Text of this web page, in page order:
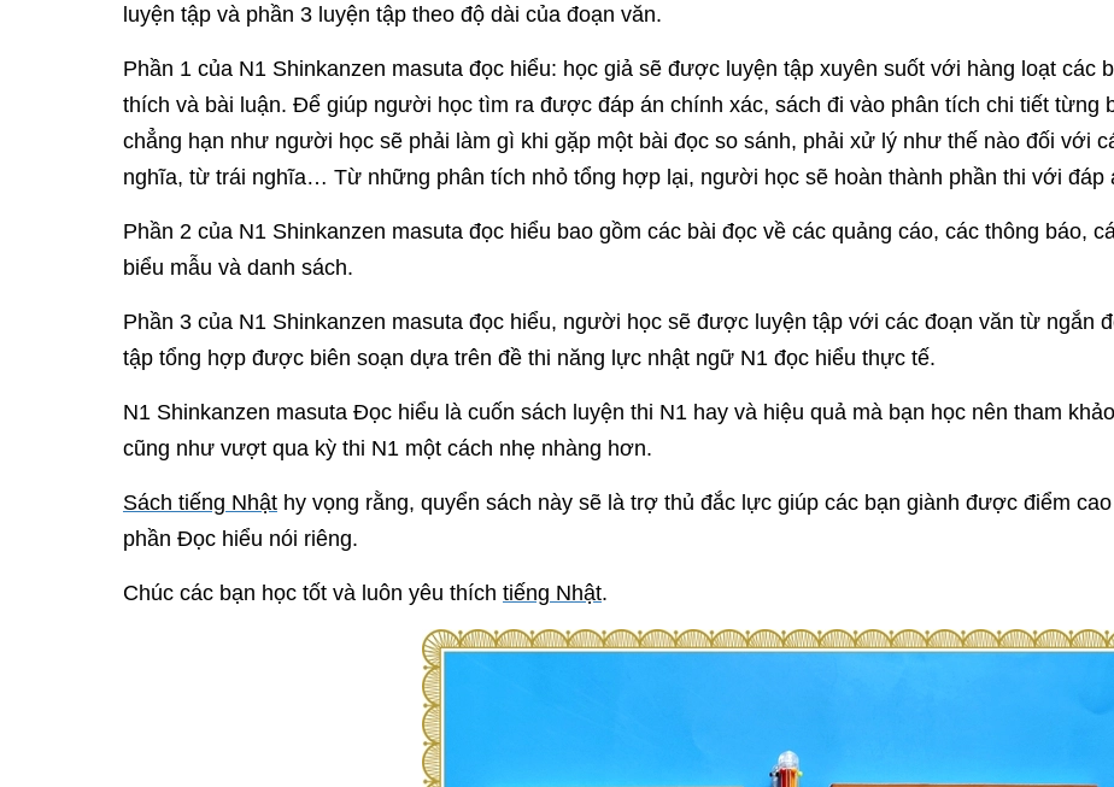
luyện tập và phần 3 luyện tập theo độ dài của đoạn văn.
Phần 1 của N1 Shinkanzen masuta đọc hiểu: học giả sẽ được luyện tập xuyên suốt với hàng loạt các
thích và bài luận. Để giúp người học tìm ra được đáp án chính xác, sách đi vào phân tích chi tiết
chẳng hạn như người học sẽ phải làm gì khi gặp một bài đọc so sánh, phải xử lý như thế nào đối với
nghĩa, từ trái nghĩa… Từ những phân tích nhỏ tổng hợp lại, người học sẽ hoàn thành phần thi với đáp
Phần 2 của N1 Shinkanzen masuta đọc hiểu bao gồm các bài đọc về các quảng cáo, các thông báo,
biểu mẫu và danh sách.
Phần 3 của N1 Shinkanzen masuta đọc hiểu, người học sẽ được luyện tập với các đoạn văn từ ngắn
tập tổng hợp được biên soạn dựa trên đề thi năng lực nhật ngữ N1 đọc hiểu thực tế.
N1 Shinkanzen masuta Đọc hiểu là cuốn sách luyện thi N1 hay và hiệu quả mà bạn học nên tham
cũng như vượt qua kỳ thi N1 một cách nhẹ nhàng hơn.
Sách tiếng Nhật hy vọng rằng, quyển sách này sẽ là trợ thủ đắc lực giúp các bạn giành được điểm
phần Đọc hiểu nói riêng.
Chúc các bạn học tốt và luôn yêu thích tiếng Nhật.